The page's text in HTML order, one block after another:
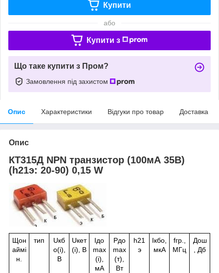
Купити
або
Купити з
Що таке купити з Пром?
Замовлення під захистом
Опис Характеристики Відгуки про товар Доставка
Опис
КТ315Д NPN транзистор (100мА 35В)
(һ21э: 20-90) 0,15 W
Щон
аймі
н.
тип Uкб
о(і),
В
Uкет
(і), В
Iдо
max
(і),
мА
Pдо
max
(т),
Вт
h21
э
Iкбо,
мкА
fгр.,
МГц
Дош
, Дб